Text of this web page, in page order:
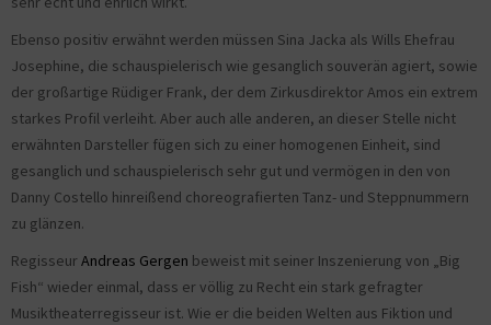
Ebenso positiv erwähnt werden müssen Sina Jacka als Wills Ehefrau
Josephine, die schauspielerisch wie gesanglich souverän agiert, sowie
der großartige Rüdiger Frank, der dem Zirkusdirektor Amos ein extrem
starkes Profil verleiht. Aber auch alle anderen, an dieser Stelle nicht
erwähnten Darsteller fügen sich zu einer homogenen Einheit, sind
gesanglich und schauspielerisch sehr gut und vermögen in den von
Danny Costello hinreißend choreografierten Tanz- und Steppnummern
zu glänzen.
Regisseur Andreas Gergen beweist mit seiner Inszenierung von „Big
Fish“ wieder einmal, dass er völlig zu Recht ein stark gefragter
Musiktheaterregisseur ist. Wie er die beiden Welten aus Fiktion und